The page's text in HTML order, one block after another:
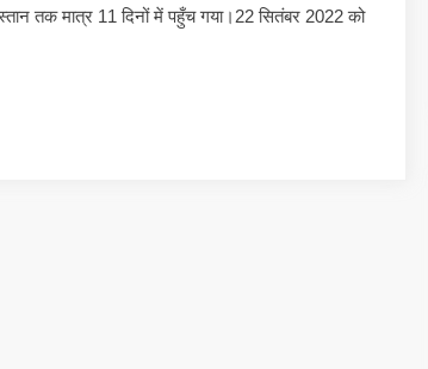
तक मात्र 11 दिनों में पहुँच गया।22 सितंबर 2022 को